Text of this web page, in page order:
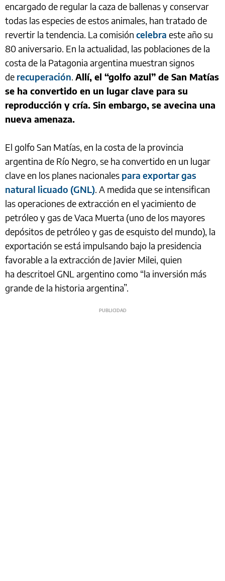
encargado de regular la caza de ballenas y conservar
todas las especies de estos animales, han tratado de
revertir la tendencia. La comisión celebra este año su
80 aniversario. En la actualidad, las poblaciones de la
costa de la Patagonia argentina muestran signos
de recuperación. Allí, el “golfo azul” de San Matías
se ha convertido en un lugar clave para su
reproducción y cría. Sin embargo, se avecina una
nueva amenaza.
El golfo San Matías, en la costa de la provincia
argentina de Río Negro, se ha convertido en un lugar
clave en los planes nacionales para exportar gas
natural licuado (GNL). A medida que se intensifican
las operaciones de extracción en el yacimiento de
petróleo y gas de Vaca Muerta (uno de los mayores
depósitos de petróleo y gas de esquisto del mundo), la
exportación se está impulsando bajo la presidencia
favorable a la extracción de Javier Milei, quien
ha descritoel GNL argentino como “la inversión más
grande de la historia argentina”.